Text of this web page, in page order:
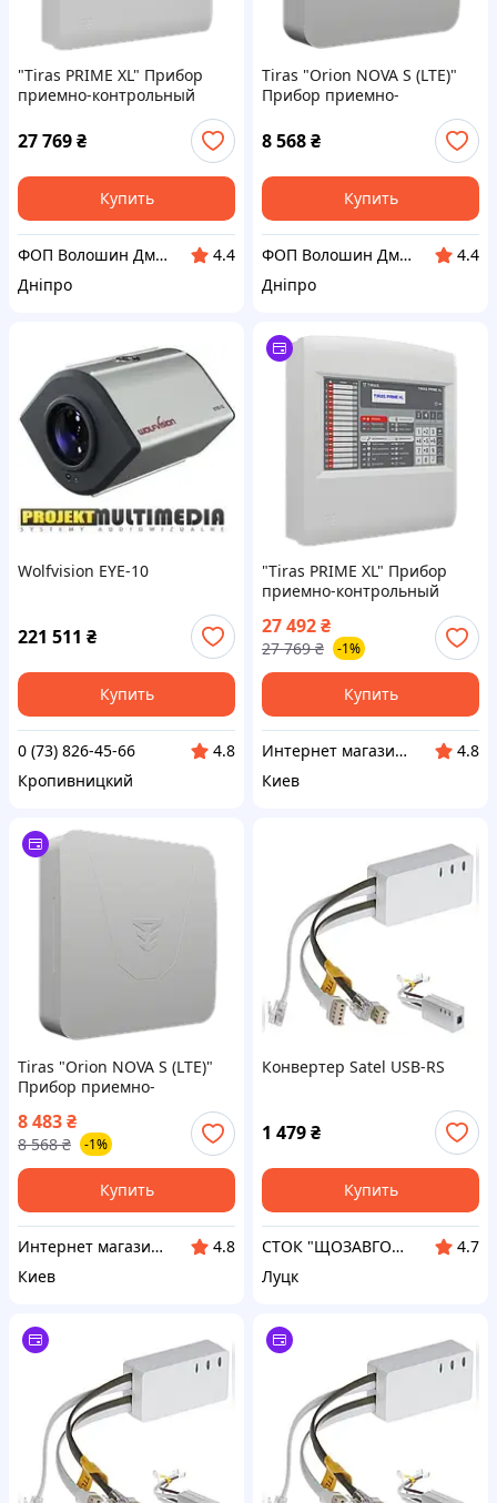
"Tiras PRIME XL" Прибор
приемно-контрольный
27 769₴
Купить
ФОП Волошин Дмитро Олексійович
4.4
Дніпро
Tiras "Orion NOVA S (LTE)"
Прибор приемно-
8 568₴
Купить
ФОП Волошин Дмитро Олексійович
4.4
Дніпро
Wolfvision EYE-10
221 511 ₴
Купить
0 (73) 826-45-66
4.8
Кропивницкий
"Tiras PRIME XL" Прибор
приемно-контрольный
27 492₴
27 769 ₴ -1%
Купить
Интернет магазин Store7
4.8
Киев
Tiras "Orion NOVA S (LTE)"
Прибор приемно-
8 483₴
8 568 ₴ -1%
Купить
Интернет магазин Store7
4.8
Киев
Конвертер Satel USB-RS
1 479₴
Купить
СТОК "ЩОЗАВГОДНО" якісні товари з Європи
4.7
Луцк